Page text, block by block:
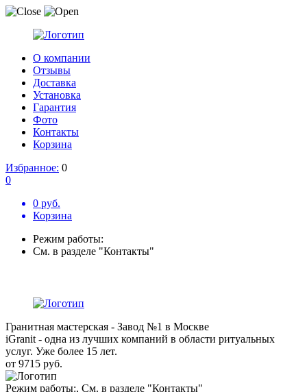
О компании
Отзывы
Доставка
Установка
Гарантия
Фото
Контакты
Корзина
Избранное: 0
0
0 руб.
Корзина
Режим работы:
См. в разделе "Контакты"
Гранитная мастерская - Завод №1 в Москве
iGranit - одна из лучших компаний в области ритуальных
услуг. Уже более 15 лет.
от 9715 руб.
Режим работы:, См. в разделе "Контакты"